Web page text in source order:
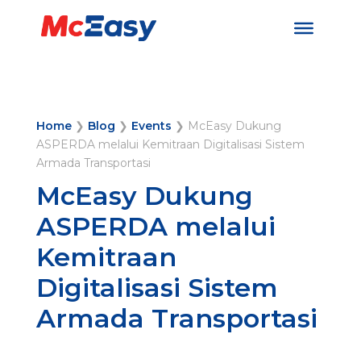
Home❯ Blog ❯ Events ❯ McEasy Dukung
ASPERDA melalui Kemitraan Digitalisasi Sistem
Armada Transportasi
McEasy Dukung
ASPERDA melalui
Kemitraan
Digitalisasi Sistem
Armada Transportasi